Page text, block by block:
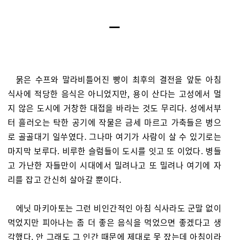
묽은 수프와 말라비틀어진 빵이 최후의 결전을 앞둔 아침
식사에 적당한 음식은 아니었지만, 용이 산다는 고성에서 멀
지 않은 도시에 거창한 대접을 바라는 것도 무리다. 성에서부
터 흘러오는 탁한 공기에 작물은 금세 마르고 가축들은 병으
로 골골대기 일쑤였다. 그나마 여기가 사람이 살 수 있기로는
마지막 보루다. 비루한 슬럼들이 도시를 잇고 또 이었다. 병들
고 가난한 자들만이 시대에서 밀려나고 또 밀려나 여기에 자
리를 잡고 간신히 살아갈 뿐이다.
에닛 마키아토는 그런 비인간적인 아침 식사라도 군말 없이
먹었지만 피아나는 좀 더 좋은 음식을 먹었으면 좋겠다고 생
각했다. 안 그래도 그 인간 때문에 제대로 못 잤는데 아침이라